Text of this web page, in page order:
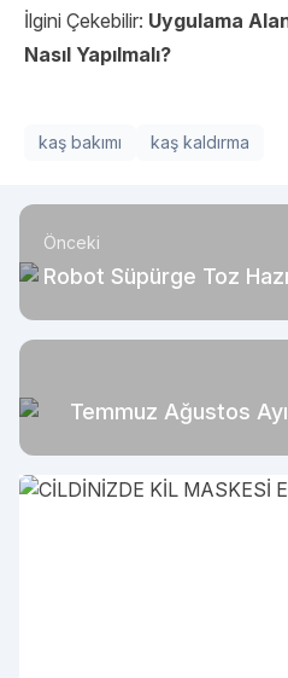
İlgini Çekebilir: Uygulama
Nasıl Yapılmalı?
kaş bakımı kaş kaldırma
Önceki
Robot Süpürge Toz
Temmuz Ağustos